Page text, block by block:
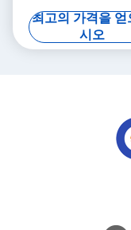
섬유 커넥터
최고의 가격을 얻
시오